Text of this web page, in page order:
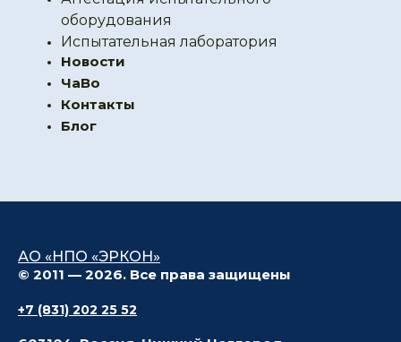
оборудования
Испытательная лаборатория
Новости
ЧаВо
Контакты
Блог
АО «НПО «ЭРКОН»
© 2011 — 2026. Все права защищены
+7 (831) 202 25 52